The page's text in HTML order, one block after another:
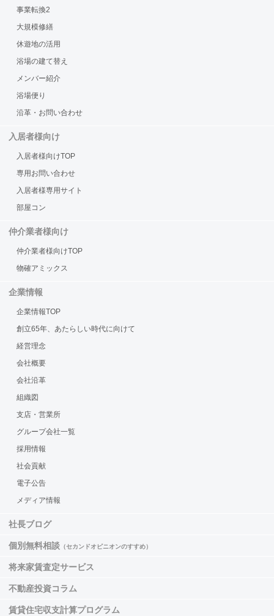
事業転換2
大規模修繕
休遊地の活用
浴場の建て替え
メンバー紹介
浴場便り
沿革・お問い合わせ
入居者様向け
入居者様向けTOP
専用お問い合わせ
入居者様専用サイト
部屋コン
仲介業者様向け
仲介業者様向けTOP
物確アミックス
企業情報
企業情報TOP
創立65年、あたらしい時代に向けて
経営理念
会社概要
会社沿革
組織図
支店・営業所
グループ会社一覧
採用情報
社会貢献
電子公告
メディア情報
社長ブログ
個別無料相談 （セカンドオピニオンのすすめ）
将来家賃査定サービス
不動産投資コラム
賃貸住宅収支計算プログラム